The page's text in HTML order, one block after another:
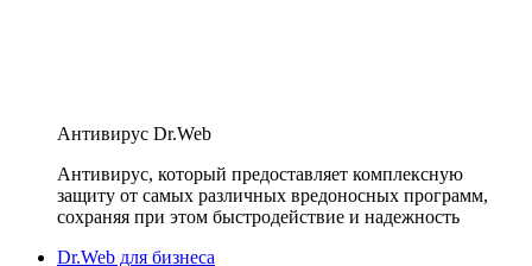
Антивирус Dr.Web
Антивирус, который предоставляет комплексную
защиту от самых различных вредоносных программ,
сохраняя при этом быстродействие и надежность
Dr.Web для бизнеса